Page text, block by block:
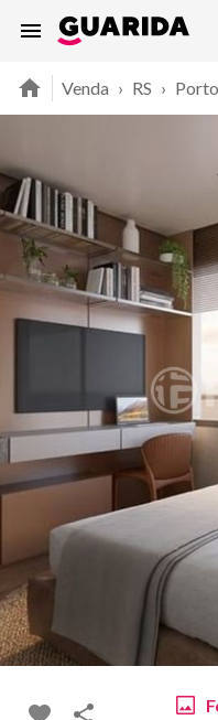
Venda › RS ›